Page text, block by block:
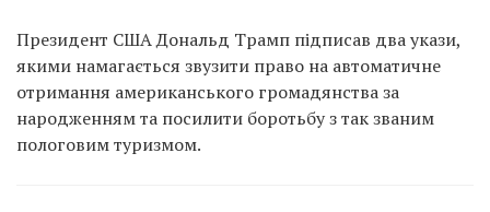
Президент США Дональд Трамп підписав два укази,
якими намагається звузити право на автоматичне
отримання американського громадянства за
народженням та посилити боротьбу з так званим
пологовим туризмом.